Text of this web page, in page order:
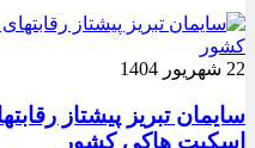
22 شهریور 1404
سایمان تبریز پیشتاز
اسکیت هاکی کشور